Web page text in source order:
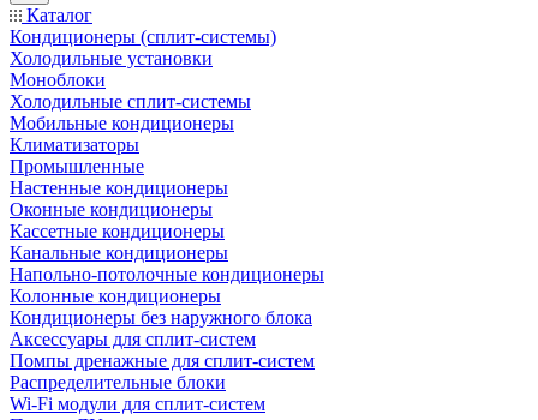
Каталог
Кондиционеры (сплит-системы)
Холодильные установки
Моноблоки
Холодильные сплит-системы
Мобильные кондиционеры
Климатизаторы
Промышленные
Настенные кондиционеры
Оконные кондиционеры
Кассетные кондиционеры
Канальные кондиционеры
Напольно-потолочные кондиционеры
Колонные кондиционеры
Кондиционеры без наружного блока
Аксессуары для сплит-систем
Помпы дренажные для сплит-систем
Распределительные блоки
Wi-Fi модули для сплит-систем